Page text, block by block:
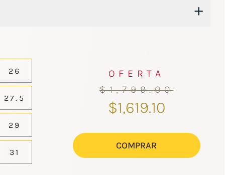
+
26
27.5
29
31
OFERTA
$1,799.00
$1,619.10
COMPRAR